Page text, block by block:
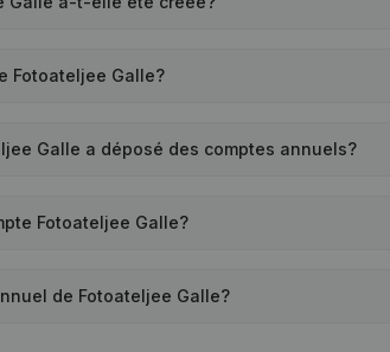
Fotoateljee Galle?
Galle a déposé des comptes annuels?
Fotoateljee Galle?
de Fotoateljee Galle?